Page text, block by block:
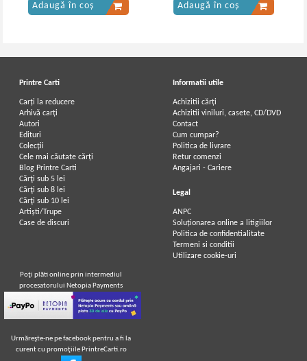
Adaugă în coș Adaugă în coș
Printre Carti
Carți la reducere
Arhivă carți
Autori
Edituri
Colecții
Cele mai căutate cărți
Blog Printre Carti
Cărţi sub 5 lei
Cărţi sub 8 lei
Cărţi sub 10 lei
Artiști/Trupe
Case de discuri
Informatii utile
Achizitii cărți
Achizitii viniluri, casete, CD/DVD
Contact
Cum cumpar?
Politica de livrare
Retur comenzi
Angajari - Cariere
Legal
ANPC
Soluționarea online a litigiilor
Politica de confidentialitate
Termeni si conditii
Utilizare cookie-uri
Poţi plăti online prin intermediul
procesatorului Netopia Payments
Urmăreşte-ne pe facebook pentru a fi la
curent cu promoţiile PrintreCarti.ro